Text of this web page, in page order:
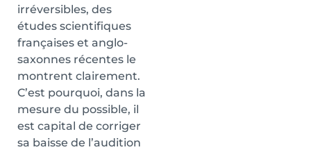
irréversibles, des
études scientifiques
françaises et anglo-
saxonnes récentes le
montrent clairement.
C’est pourquoi, dans la
mesure du possible, il
est capital de corriger
sa baisse de l’audition